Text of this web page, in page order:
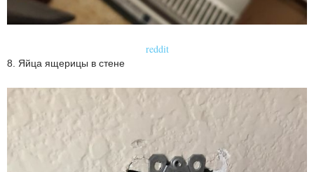
reddit
8. Яйца ящерицы в стене